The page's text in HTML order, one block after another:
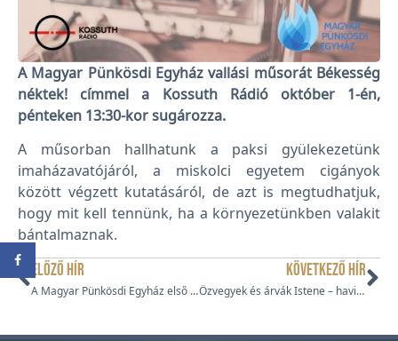
A Magyar Pünkösdi Egyház vallási műsorát Békesség
néktek! címmel a Kossuth Rádió október 1-én,
pénteken 13:30-kor sugározza.
A műsorban hallhatunk a paksi gyülekezetünk
imaházavatójáról, a miskolci egyetem cigányok
között végzett kutatásáról, de azt is megtudhatjuk,
hogy mit kell tennünk, ha a környezetünkben valakit
bántalmaznak.
ELŐZŐ HÍR
A Magyar Pünkösdi Egyház első Oktatási Szakmai Napja
KÖVETKEZŐ HÍR
Özvegyek és árvák Istene – havi áhítat